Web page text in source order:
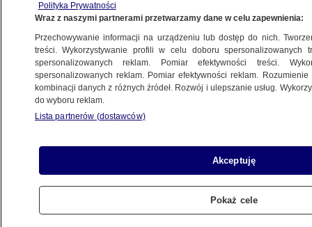
CBA, historyczny sondaż
24.10.2024, 05:12
Udostępnij
Polityka Prywatności
Wraz z naszymi partnerami przetwarzamy dane w celu zapewnienia:
Przechowywanie informacji na urządzeniu lub dostęp do nich.
treści. Wykorzystywanie profili w celu doboru spersonalizowanych
spersonalizowanych reklam. Pomiar efektywności treści.
spersonalizowanych reklam. Pomiar efektywności reklam.
kombinacji danych z różnych źródeł. Rozwój i ulepszanie usług.
do wyboru reklam.
Lista partnerów (dostawców)
Akceptuję
Pokaż cele